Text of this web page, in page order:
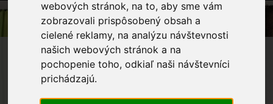
webových stránok, na to, aby sme vám
zobrazovali prispôsobený obsah a
cielené reklamy, na analýzu návštevnosti
našich webových stránok a na
pochopenie toho, odkiaľ naši návštevníci
prichádzajú.
OBCHOD BYTOVÝ TEXTIL A DEKORÁCIE
KUCHYNSKÉ ZÁSTERY